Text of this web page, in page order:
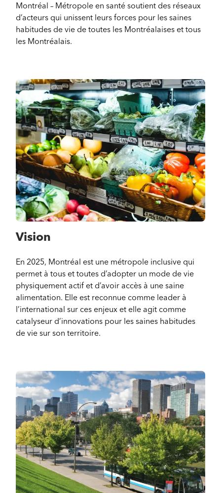
Montréal – Métropole en santé soutient des réseaux
d’acteurs qui unissent leurs forces pour les saines
habitudes de vie de toutes les Montréalaises et tous
les Montréalais.
Vision
En 2025, Montréal est une métropole inclusive qui
permet à tous et toutes d’adopter un mode de vie
physiquement actif et d’avoir accès à une saine
alimentation. Elle est reconnue comme leader à
l’international sur ces enjeux et elle agit comme
catalyseur d’innovations pour les saines habitudes
de vie sur son territoire.